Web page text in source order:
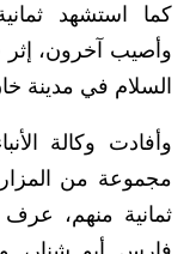
كما استشهد
وأصيب آخرون،
السلام في مدينة
وأفادت وكالة
مجموعة من
ثمانية منهم،